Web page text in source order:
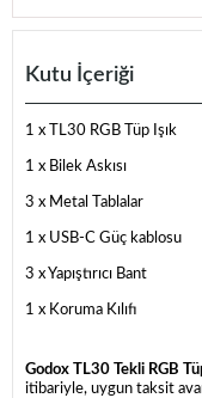
Godox TL30 Tekli RGB
itibariyle, uygun taksit
Kutu İçeriği
1 x TL30 RGB Tüp Işık
1 x Bilek Askısı
3 x Metal Tablalar
1 x USB-C Güç kablosu
3 x Yapıştırıcı Bant
1 x Koruma Kılıfı